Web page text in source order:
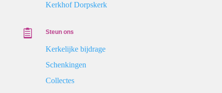
Kerkhof Dorpskerk
 Steun ons
Kerkelijke bijdrage
Schenkingen
Collectes